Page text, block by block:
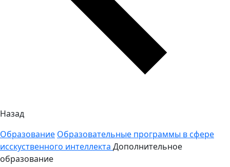
Назад
Образование Образовательные программы в сфере
исскуственного интеллекта Дополнительное
образование